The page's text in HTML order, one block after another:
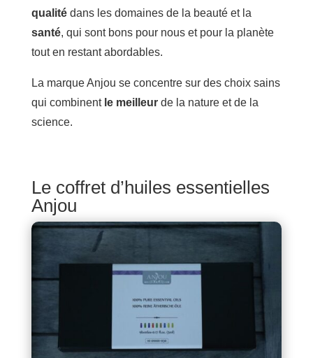
qualitédans les domaines de la beauté et la
santé, qui sont bons pour nous et pour la planète
tout en restant abordables.
La marque Anjou se concentre sur des choix sains
qui combinent le meilleurde la nature et de la
science.
Le coffret d’huiles essentielles
Anjou